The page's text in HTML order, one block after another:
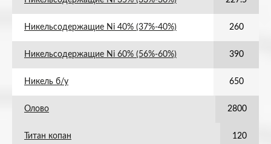
Никельсодержащие Ni 40% (37%-40%) 260
Никельсодержащие Ni 60% (56%-60%) 390
Никель б/у 650
Олово 2800
Титан копан 120